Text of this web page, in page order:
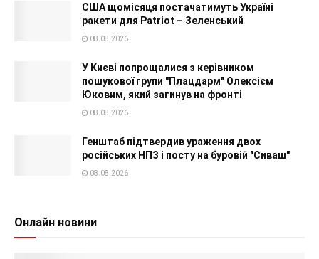
США щомісяця постачатимуть Україні
ракети для Patriot – Зеленський
08.08.2026
У Києві попрощалися з керівником
пошукової групи "Плацдарм" Олексієм
Юковим, який загинув на фронті
08.08.2026
Генштаб підтвердив ураження двох
російських НПЗ і посту на буровій "Сиваш"
08.08.2026
Онлайн новини